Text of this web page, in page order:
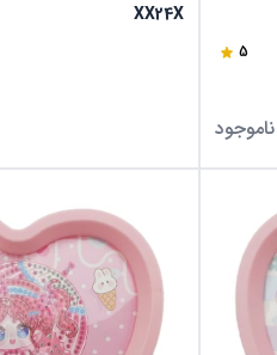
5
ناموجود
XX24X